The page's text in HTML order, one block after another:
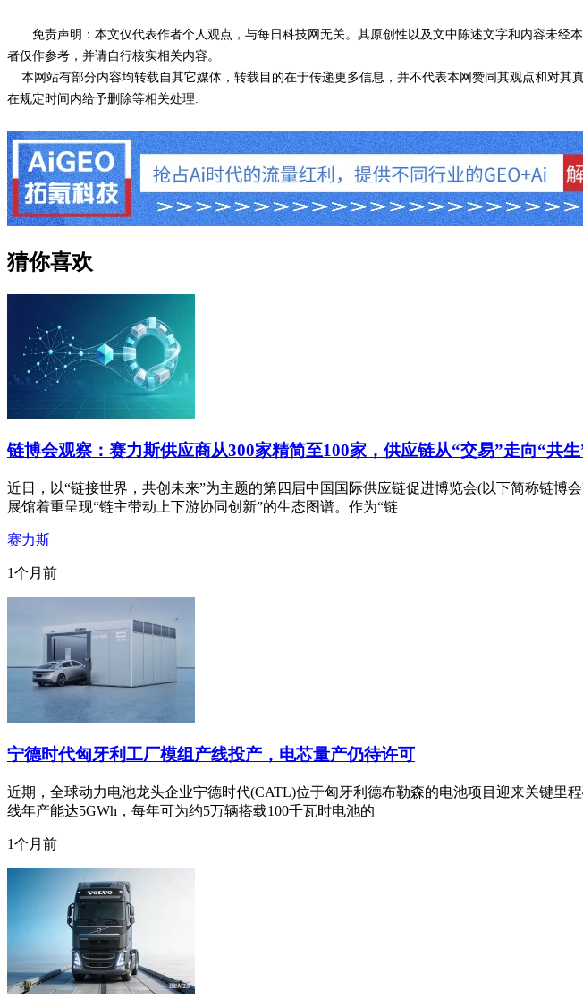
免责声明：本文仅代表作者个人观点，与每日科技网无关。其原创性以及文中陈述文字和内容未
者仅作参考，并请自行核实相关内容。
本网站有部分内容均转载自其它媒体，转载目的在于传递更多信息，并不代表本网赞同其观点和对
在规定时间内给予删除等相关处理.
猜你喜欢
链博会观察：赛力斯供应商从300家精简至100家，供应链从“交易”走向“共生
近日，以“链接世界，共创未来”为主题的第四届中国国际供应链促进博览会(以下简称链博
展馆着重呈现“链主带动上下游协同创新”的生态图谱。作为“链
赛力斯
1个月前
宁德时代匈牙利工厂模组产线投产，电芯量产仍待许可
近期，全球动力电池龙头企业宁德时代(CATL)位于匈牙利德布勒森的电池项目迎来关键
线年产能达5GWh，每年可为约5万辆搭载100千瓦时电池的
1个月前